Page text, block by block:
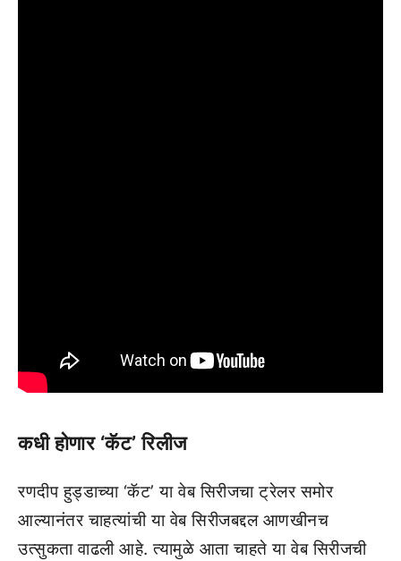
कधी होणार ‘कॅट’ रिलीज
रणदीप हुड्डाच्या ‘कॅट’ या वेब सिरीजचा ट्रेलर समोर
आल्यानंतर चाहत्यांची या वेब सिरीजबद्दल आणखीनच
उत्सुकता वाढली आहे. त्यामुळे आता चाहते या वेब सिरीजची